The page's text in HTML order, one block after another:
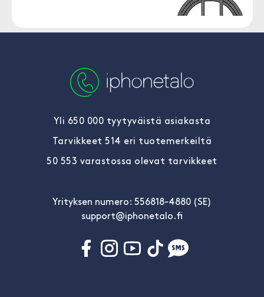
Yli 650 000 tyytyväistä asiakasta
Tarvikkeet 514 eri tuotemerkeiltä
50 553 varastossa olevat tarvikkeet
Yrityksen numero: 556818-4880 (SE)
support@iphonetalo.fi